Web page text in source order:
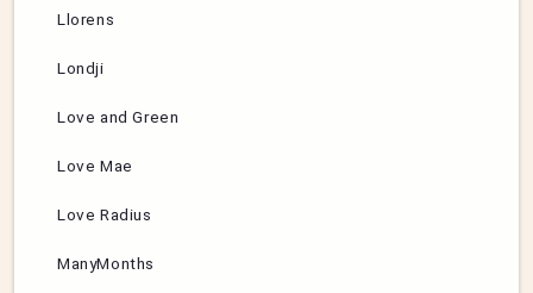
Llorens
Londji
Love and Green
Love Mae
Love Radius
ManyMonths